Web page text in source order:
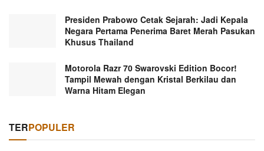
Presiden Prabowo Cetak Sejarah: Jadi Kepala
Negara Pertama Penerima Baret Merah Pasukan
Khusus Thailand
Motorola Razr 70 Swarovski Edition Bocor!
Tampil Mewah dengan Kristal Berkilau dan
Warna Hitam Elegan
TERPOPULER